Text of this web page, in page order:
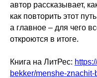
автор рассказывает,
как повторить этот
а главное – для чего
откроются в итоге.
Книга на ЛитРес:
bekker/menshe-